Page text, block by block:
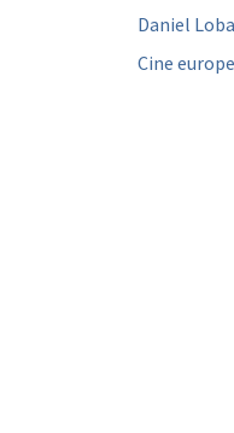
Daniel
Cine